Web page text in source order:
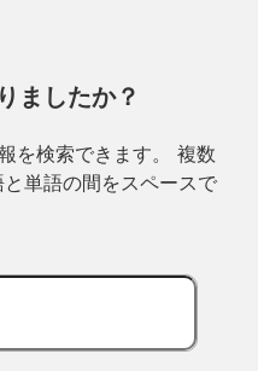
ましたか？
を検索できます。 複数
単語の間をスペースで